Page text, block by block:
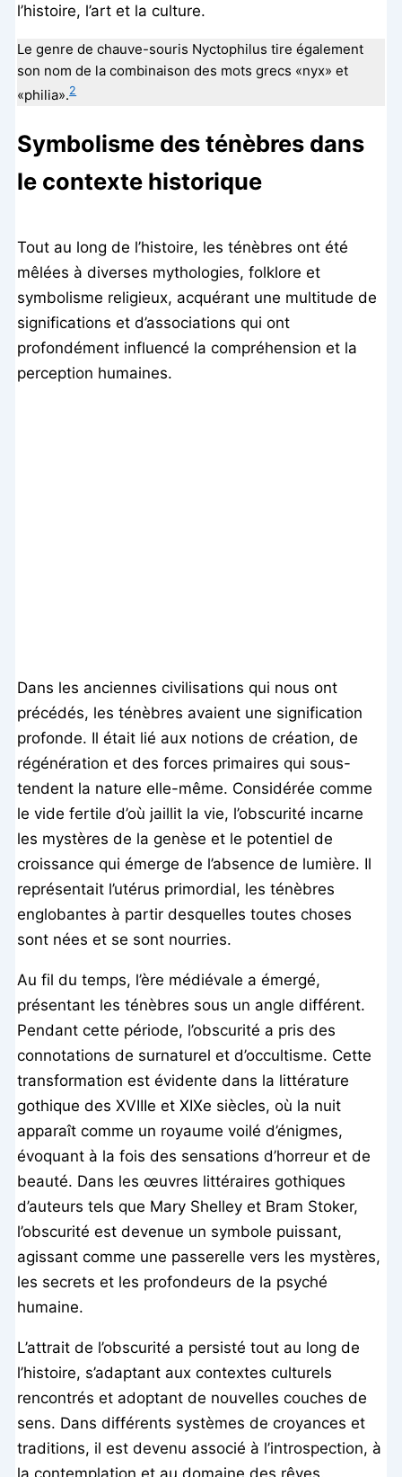
l’histoire, l’art et la culture.
Le genre de chauve-souris Nyctophilus tire également
son nom de la combinaison des mots grecs «nyx» et
«philia».2
Symbolisme des ténèbres dans
le contexte historique
Tout au long de l’histoire, les ténèbres ont été
mêlées à diverses mythologies, folklore et
symbolisme religieux, acquérant une multitude de
significations et d’associations qui ont
profondément influencé la compréhension et la
perception humaines.
Dans les anciennes civilisations qui nous ont
précédés, les ténèbres avaient une signification
profonde. Il était lié aux notions de création, de
régénération et des forces primaires qui sous-
tendent la nature elle-même. Considérée comme
le vide fertile d’où jaillit la vie, l’obscurité incarne
les mystères de la genèse et le potentiel de
croissance qui émerge de l’absence de lumière. Il
représentait l’utérus primordial, les ténèbres
englobantes à partir desquelles toutes choses
sont nées et se sont nourries.
Au fil du temps, l’ère médiévale a émergé,
présentant les ténèbres sous un angle différent.
Pendant cette période, l’obscurité a pris des
connotations de surnaturel et d’occultisme. Cette
transformation est évidente dans la littérature
gothique des XVIIIe et XIXe siècles, où la nuit
apparaît comme un royaume voilé d’énigmes,
évoquant à la fois des sensations d’horreur et de
beauté. Dans les œuvres littéraires gothiques
d’auteurs tels que Mary Shelley et Bram Stoker,
l’obscurité est devenue un symbole puissant,
agissant comme une passerelle vers les mystères,
les secrets et les profondeurs de la psyché
humaine.
L’attrait de l’obscurité a persisté tout au long de
l’histoire, s’adaptant aux contextes culturels
rencontrés et adoptant de nouvelles couches de
sens. Dans différents systèmes de croyances et
traditions, il est devenu associé à l’introspection, à